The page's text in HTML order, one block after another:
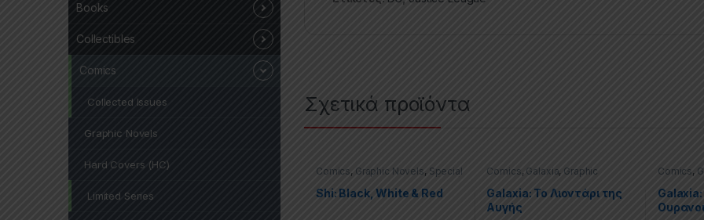
Σχετικά προϊόντα
Comics, Graphic Novels, Special
Trade Paperbacks (TPs)
Shi: Black, White & Red
Comics, Galaxia, Graphic
Special Offers
Galaxia: Το Λιοντάρι της
Αυγής
Comics,
Books
Collectibles
Comics
Collected Issues
Graphic Novels
Hard Covers (HC)
Limited Series